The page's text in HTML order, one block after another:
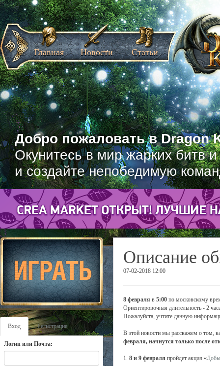
Добро пожаловать в Dragon
Окунитесь в мир жарких битв
и создайте непобедимую
Главная Новости Статьи
Вход Регистрация
Логин или Почта:
Описание
07-02-2018 12:00
8 февраля в 5:00 по московскому
Ориентировочная длительность - 2
Пожалуйста, учтите данную
В этой новости мы расскажем о том,
февраля, начнутся только после
1. 8 и 9 февраля пройдет акция «